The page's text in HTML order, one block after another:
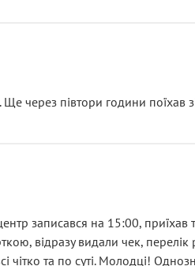
через півтори години поїхав зі
записався на 15:00, приїхав
відразу видали чек, перелік
та по суті. Молодці!